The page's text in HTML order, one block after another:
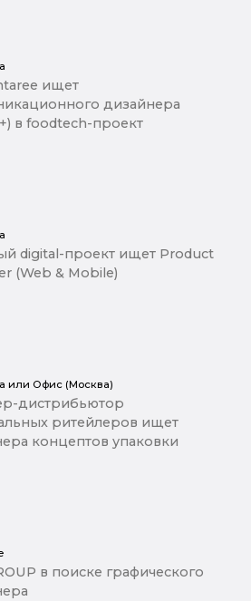
ищет
дизайнера
в foodtech-проект
digital-проект ищет Product
(Web & Mobile)
или Офис (Москва)
дистрибьютор
ритейлеров ищет
концептов упаковки
в поиске графического